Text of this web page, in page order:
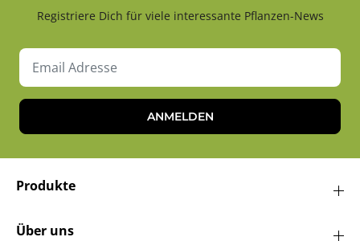
Registriere Dich für viele interessante Pflanzen-News
ANMELDEN
Produkte
Über uns